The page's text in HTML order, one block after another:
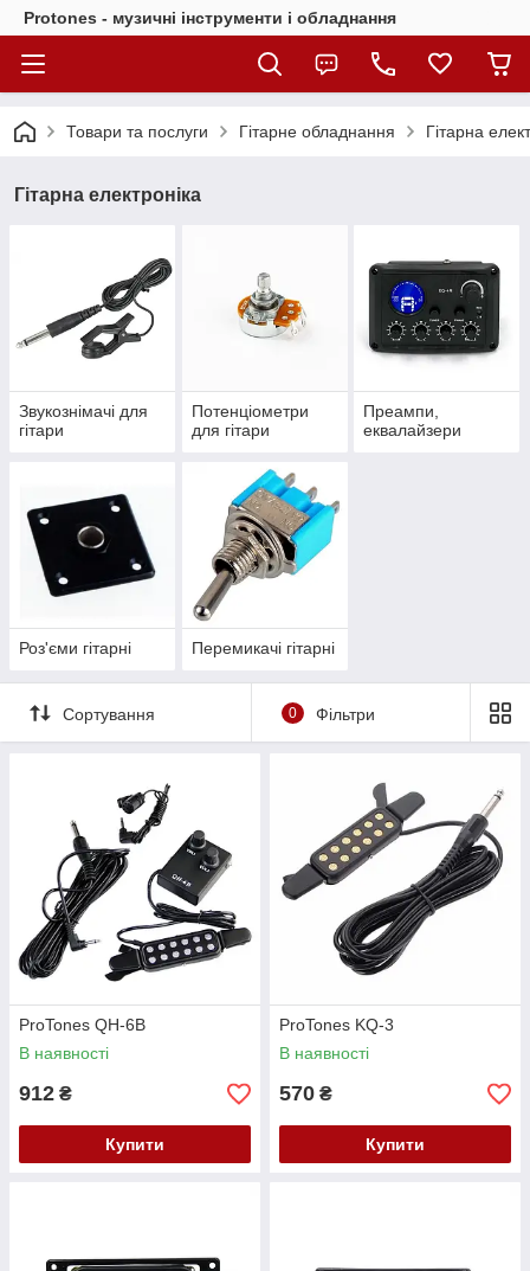
Protones - музичні інструменти і обладнання
Товари та послуги Гітарне обладнання Гітарна
Гітарна електроніка
Звукознімачі для
гітари
Потенціометри
для гітари
Преампи,
еквалайзери
Роз'єми гітарні Перемикачі гітарні
Сортування 0 Фільтри
ProTones QH-6B
В наявності
912 ₴
Купити
ProTones KQ-3
В наявності
570 ₴
Купити